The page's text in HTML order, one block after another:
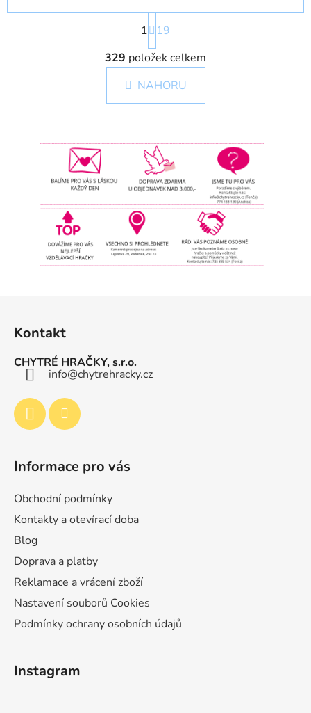
O
v
l
á
d
í
p
r
v
k
v
ý
i
S
t
r
á
n
k
í
1
19
329 položek celkem
NAHORU
Kontakt
CHYTRÉ HRAČKY, s.r.o.
info@chytrehracky.cz
Informace pro vás
Obchodní podmínky
Kontakty a otevírací doba
Blog
Doprava a platby
Reklamace a vrácení zboží
Nastavení souborů Cookies
Podmínky ochrany osobních údajů
Instagram